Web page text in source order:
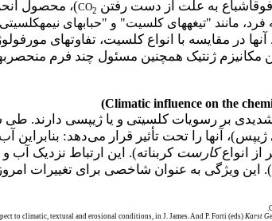
به علت از دست رفتن
CO2 )، محصول
مانند "تیغه­های کلسیت" و "حباب­های
در مقایسه با انواع کلسیت، تفاوت­های
مکانیزم ژنتیک همچنین مسئول چند فرم
(Climatic influence on the
بر رسویات کلسیتی و یا ژیپسی دارند.
ژیپس)، آنها را تحت تأثیر قرار میدهد: بنابراین
انواعکارست کربناته). این ارتباط نزدیک
to climatic, textural and erosional conditions, in J. James. And P. Forti (eds) Karst